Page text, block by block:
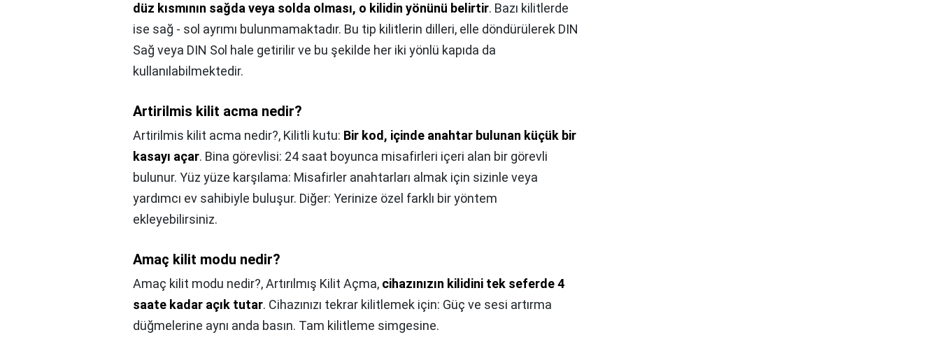
düz kısmının sağda veya solda olması, o kilidin yönünü belirtir. Bazı kilitlerde
ise sağ - sol ayrımı bulunmamaktadır. Bu tip kilitlerin dilleri, elle döndürülerek DIN
Sağ veya DIN Sol hale getirilir ve bu şekilde her iki yönlü kapıda da
kullanılabilmektedir.
Artirilmis kilit acma nedir?
Artirilmis kilit acma nedir?, Kilitli kutu: Bir kod, içinde anahtar bulunan küçük bir
kasayı açar. Bina görevlisi: 24 saat boyunca misafirleri içeri alan bir görevli
bulunur. Yüz yüze karşılama: Misafirler anahtarları almak için sizinle veya
yardımcı ev sahibiyle buluşur. Diğer: Yerinize özel farklı bir yöntem
ekleyebilirsiniz.
Amaç kilit modu nedir?
Amaç kilit modu nedir?,Artırılmış Kilit Açma, cihazınızın kilidini tek seferde 4
saate kadar açık tutar. Cihazınızı tekrar kilitlemek için: Güç ve sesi artırma
düğmelerine aynı anda basın. Tam kilitleme simgesine.